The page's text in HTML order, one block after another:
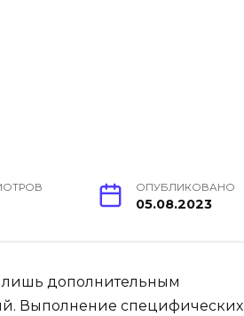
ОПУБЛИКОВАНО
05.08.2023
лишь дополнительным
Выполнение специфических